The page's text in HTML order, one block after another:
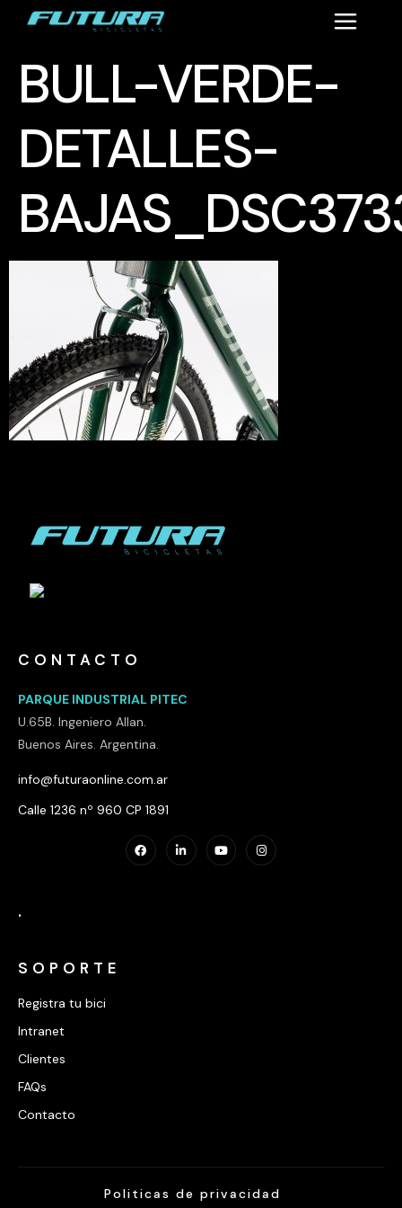
BULL-VERDE-
DETALLES-
CONTACTO
PARQUE INDUSTRIAL PITEC
U.65B. Ingeniero Allan.
Buenos Aires. Argentina.
info@futuraonline.com.ar
Calle 1236 nº 960 CP 1891
.
SOPORTE
Registra tu bici
Intranet
Clientes
FAQs
Contacto
Politicas de privacidad